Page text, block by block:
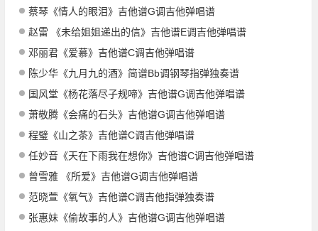
蔡琴《情人的眼泪》吉他谱G调吉他弹唱谱
赵雷 《未给姐姐递出的信》吉他谱E调吉他弹唱谱
邓丽君《爱慕》吉他谱C调吉他弹唱谱
陈少华《九月九的酒》简谱Bb调钢琴指弹独奏谱
国风堂《杨花落尽子规啼》吉他谱G调吉他弹唱谱
萧敬腾《会痛的石头》吉他谱G调吉他弹唱谱
程璧《山之茶》吉他谱C调吉他弹唱谱
任妙音《天在下雨我在想你》吉他谱C调吉他弹唱谱
曾雪雅 《所爱》吉他谱G调吉他弹唱谱
范晓萱《氧气》吉他谱C调吉他指弹独奏谱
张惠妹《偷故事的人》吉他谱G调吉他弹唱谱